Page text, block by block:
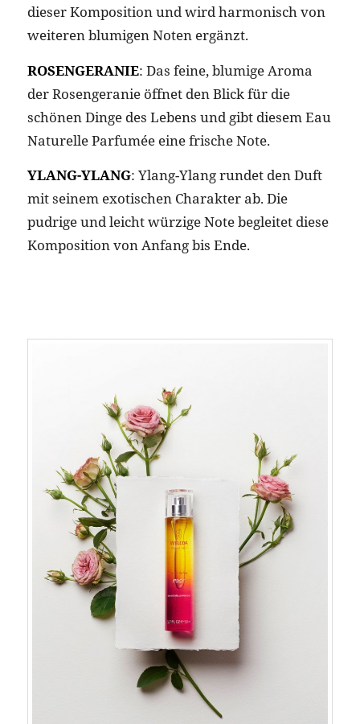
dieser Komposition und wird harmonisch von
weiteren blumigen Noten ergänzt.
ROSENGERANIE: Das feine, blumige Aroma
der Rosengeranie öffnet den Blick für die
schönen Dinge des Lebens und gibt diesem Eau
Naturelle Parfumée eine frische Note.
YLANG-YLANG: Ylang-Ylang rundet den Duft
mit seinem exotischen Charakter ab. Die
pudrige und leicht würzige Note begleitet diese
Komposition von Anfang bis Ende.